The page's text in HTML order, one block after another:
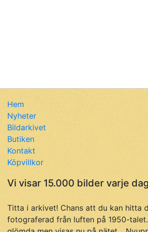
Hem
Nyheter
Bildarkivet
Butiken
Kontakt
Köpvillkor
Vi visar 15.000 bilder varje
Titta i arkivet! Chans att du kan hitta
fotograferad från luften på 1950-